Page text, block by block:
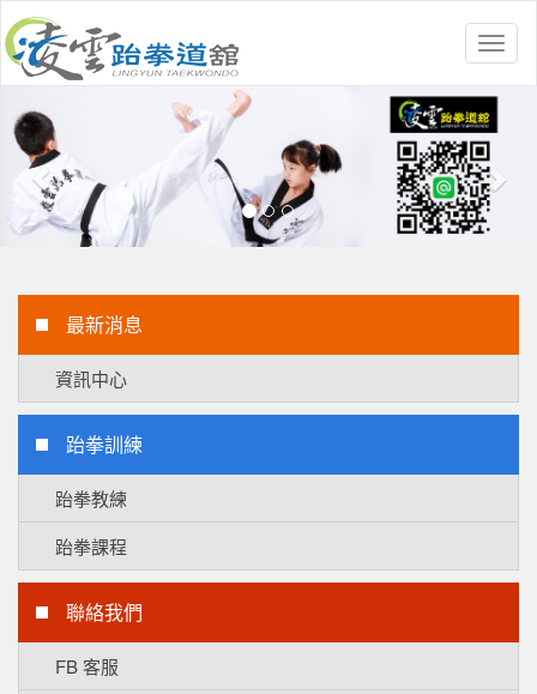
最新消息
資訊中心
跆拳訓練
跆拳教練
跆拳課程
聯絡我們
FB 客服